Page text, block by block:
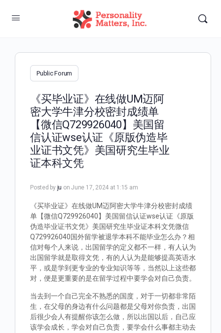
Public Forum
《买毕业证》在线做UM迈阿
密大学牛津分校密封成绩单
【微信Q729926040】美国留
信认证wse认证《原版伪造毕
业证书文凭》美国研究生毕业
证本科文凭
Posted by ju on June 17, 2024 at 1:15 am
《买毕业证》在线做UM迈阿密大学牛津分校密封成绩
单【微信Q729926040】美国留信认证wse认证《原版
伪造毕业证书文凭》美国研究生毕业证本科文凭微信
Q729926040国外留学被退学本科不能毕业怎么办？相
信对每个人来说，出国留学的定义都不一样，有人认为
出国留学就是取得文凭，有的人认为是能够提高英语水
平，或是学到更专业的专业知识等等，当然以上这些都
对，便是更重要的是在留学过程中要学会对自己负责。
当去到一个自己完全不熟悉的国度，对于一切都非常陌
生，在父母的身边有什么问题都是父母对你负责，出国
后很少会人有提醒你该怎么做，所以出国以后，自己应
该学会成长，学会对自己负责，要学会什么事都主动去